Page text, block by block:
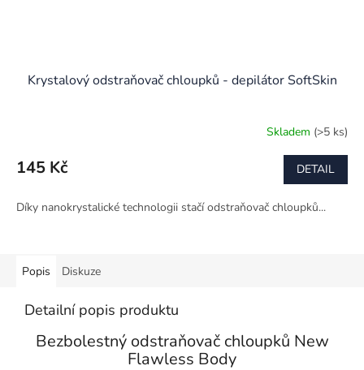
Krystalový odstraňovač chloupků - depilátor SoftSkin
Skladem (>5 ks)
145 Kč DETAIL
Díky nanokrystalické technologii stačí odstraňovač chloupků...
Popis Diskuze
Detailní popis produktu
Bezbolestný odstraňovač chloupků New
Flawless Body